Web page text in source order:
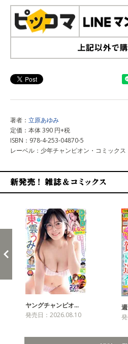
著者： 立原あゆみ
定価：本体 390 円+税
ISBN：978-4-253-04870-5
レーベル：少年チャンピオン・コミックス
ヤングチャンピオ…
発売日：2026.08.10